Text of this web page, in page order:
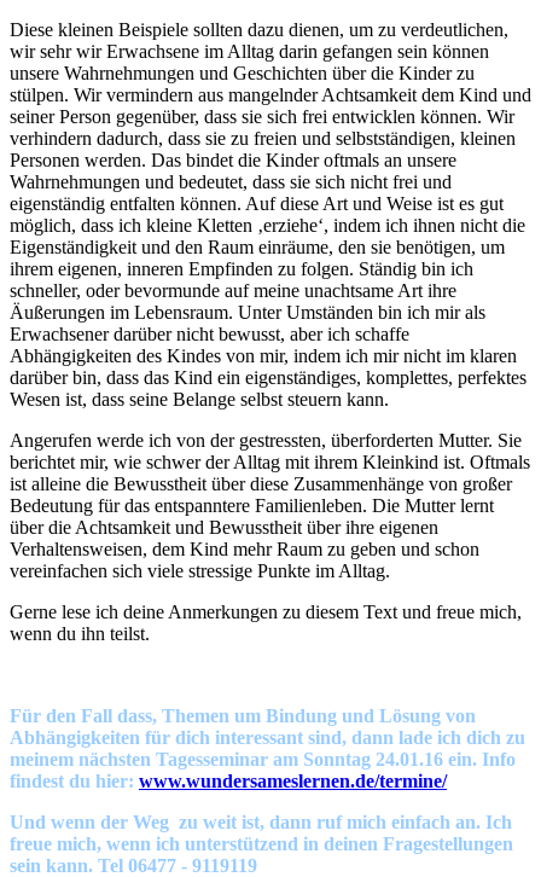
Diese kleinen Beispiele sollten dazu dienen, um zu verdeutlichen,
wir sehr wir Erwachsene im Alltag darin gefangen sein können
unsere Wahrnehmungen und Geschichten über die Kinder zu
stülpen. Wir vermindern aus mangelnder Achtsamkeit dem Kind und
seiner Person gegenüber, dass sie sich frei entwicklen können. Wir
verhindern dadurch, dass sie zu freien und selbstständigen, kleinen
Personen werden. Das bindet die Kinder oftmals an unsere
Wahrnehmungen und bedeutet, dass sie sich nicht frei und
eigenständig entfalten können. Auf diese Art und Weise ist es gut
möglich, dass ich kleine Kletten ‚erziehe‘, indem ich ihnen nicht die
Eigenständigkeit und den Raum einräume, den sie benötigen, um
ihrem eigenen, inneren Empfinden zu folgen. Ständig bin ich
schneller, oder bevormunde auf meine unachtsame Art ihre
Äußerungen im Lebensraum. Unter Umständen bin ich mir als
Erwachsener darüber nicht bewusst, aber ich schaffe
Abhängigkeiten des Kindes von mir, indem ich mir nicht im klaren
darüber bin, dass das Kind ein eigenständiges, komplettes, perfektes
Wesen ist, dass seine Belange selbst steuern kann.
Angerufen werde ich von der gestressten, überforderten Mutter. Sie
berichtet mir, wie schwer der Alltag mit ihrem Kleinkind ist. Oftmals
ist alleine die Bewusstheit über diese Zusammenhänge von großer
Bedeutung für das entspanntere Familienleben. Die Mutter lernt
über die Achtsamkeit und Bewusstheit über ihre eigenen
Verhaltensweisen, dem Kind mehr Raum zu geben und schon
vereinfachen sich viele stressige Punkte im Alltag.
Gerne lese ich deine Anmerkungen zu diesem Text und freue mich,
wenn du ihn teilst.
Für den Fall dass, Themen um Bindung und Lösung von
Abhängigkeiten für dich interessant sind, dann lade ich dich zu
meinem nächsten Tagesseminar am Sonntag 24.01.16 ein. Info
findest du hier: www.wundersameslernen.de/termine/
Und wenn der Weg zu weit ist, dann ruf mich einfach an. Ich
freue mich, wenn ich unterstützend in deinen Fragestellungen
sein kann. Tel 06477 - 9119119